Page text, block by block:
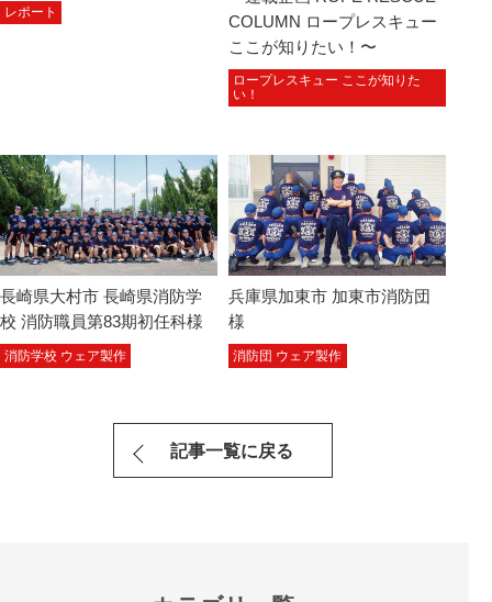
レポート
COLUMN ロープレスキュー
ここが知りたい！〜
ロープレスキュー ここが知りた
い！
長崎県大村市 長崎県消防学
校 消防職員第83期初任科様
消防学校 ウェア製作
兵庫県加東市 加東市消防団
様
消防団 ウェア製作
記事一覧に戻る